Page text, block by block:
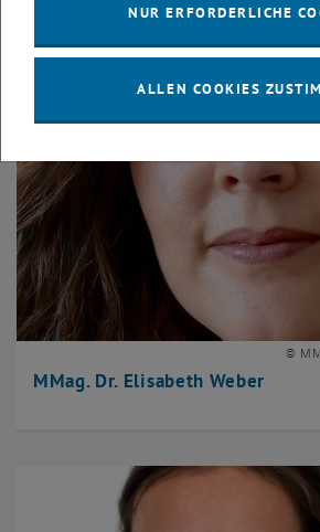
MMag. Dr. Elisabeth Weber
©
NUR ERFORDERLICHE
ALLEN COOKIES